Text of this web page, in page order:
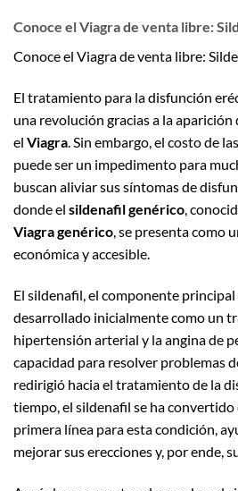
Conoce el Viagra de venta libre:
Conoce el Viagra de venta libre:
El tratamiento para la disfunción
una revolución gracias a la
el Viagra. Sin embargo, el costo de
puede ser un impedimento para
buscan aliviar sus síntomas de
donde el sildenafil genérico,
Viagra genérico, se presenta como
económica y accesible.
El sildenafil, el componente
desarrollado inicialmente como un
hipertensión arterial y la angina de
capacidad para resolver problemas
redirigió hacia el tratamiento de la
tiempo, el sildenafil se ha
primera línea para esta condición,
mejorar sus erecciones y, por ende,